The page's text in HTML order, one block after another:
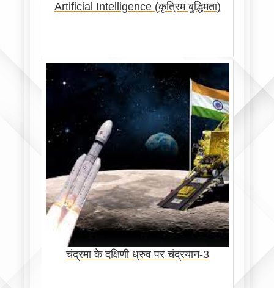
Artificial Intelligence (कृत्रिम बुद्धिमता)
चंद्रमा के दक्षिणी ध्रुव पर चंद्रयान-3